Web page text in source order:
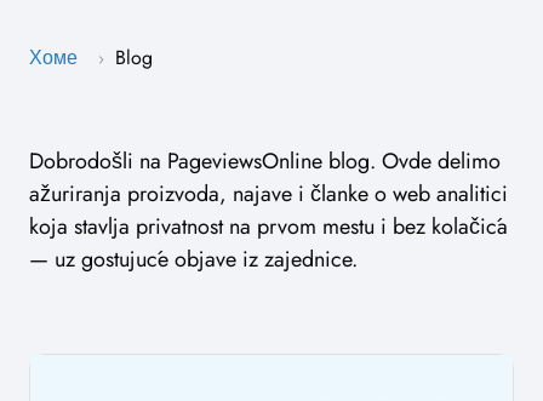
Хоме › Blog
Dobrodošli na PageviewsOnline blog. Ovde delimo
ažuriranja proizvoda, najave i članke o web analitici
koja stavlja privatnost na prvom mestu i bez kolačića
— uz gostujuće objave iz zajednice.